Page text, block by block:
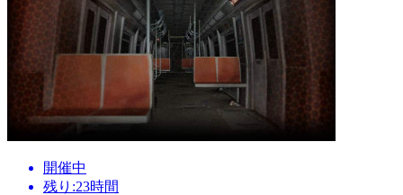
開催中
残り:23時間